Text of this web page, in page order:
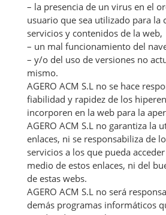
– la presencia de un virus en el
usuario que sea utilizado para la
servicios y contenidos de la web,
– un mal funcionamiento del
– y/o del uso de versiones no
mismo.
AGERO ACM S.L no se hace
fiabilidad y rapidez de los
incorporen en la web para la
AGERO ACM S.L no garantiza la
enlaces, ni se responsabiliza de
servicios a los que pueda
medio de estos enlaces, ni del
de estas webs.
AGERO ACM S.L no será
demás programas informáticos